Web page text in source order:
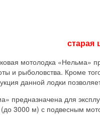
старая
мотолодка «Нельма»
и рыболовства. Кроме
данной лодки
предназначена для
(до 3000 м) с подвесным